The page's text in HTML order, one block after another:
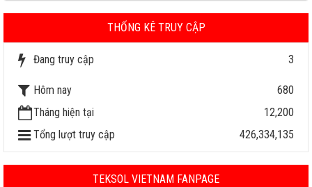
THỐNG KÊ TRUY CẬP
Đang truy cập 3
Hôm nay
680
Tháng hiện tại
12,200
Tổng lượt truy cập
426,334,135
TEKSOL VIETNAM FANPAGE